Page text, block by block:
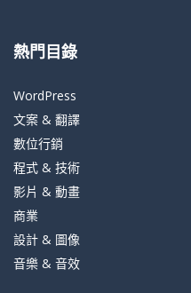
熱門目錄
WordPress
文案 & 翻譯
數位行銷
程式 & 技術
影片 & 動畫
商業
設計 & 圖像
音樂 & 音效